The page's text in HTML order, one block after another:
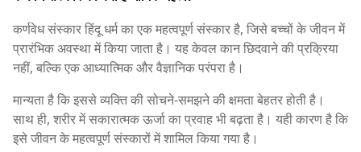
कर्णवेध संस्कार हिंदू धर्म का एक महत्वपूर्ण संस्कार है, जिसे बच्चों के जीवन में
प्रारंभिक अवस्था में किया जाता है। यह केवल कान छिदवाने की प्रक्रिया
नहीं, बल्कि एक आध्यात्मिक और वैज्ञानिक परंपरा है।
मान्यता है कि इससे व्यक्ति की सोचने-समझने की क्षमता बेहतर होती है।
साथ ही, शरीर में सकारात्मक ऊर्जा का प्रवाह भी बढ़ता है। यही कारण है कि
इसे जीवन के महत्वपूर्ण संस्कारों में शामिल किया गया है।